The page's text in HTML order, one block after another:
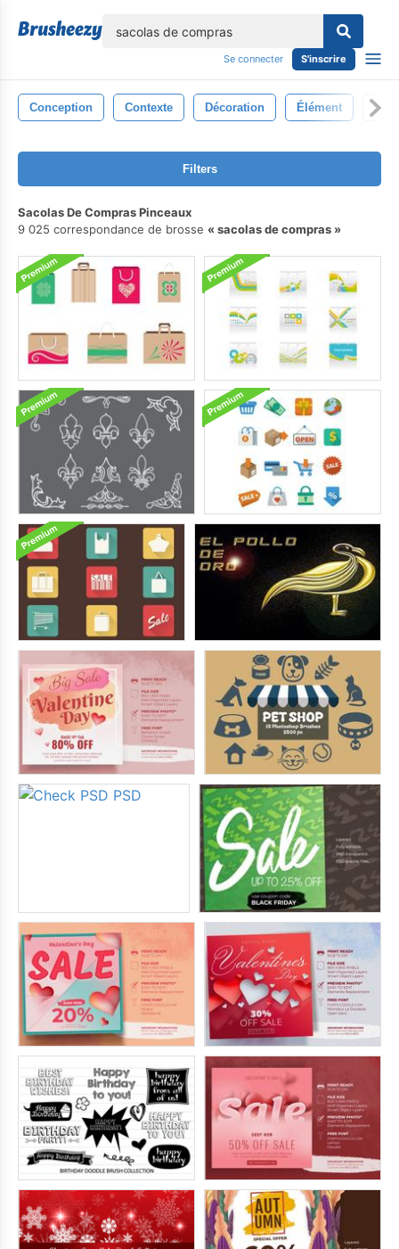
Se connecter S'inscrire
Conception Contexte Décoration Élément
Filters
Sacolas De Compras Pinceaux
9 025 correspondance de brosse
sacolas de compras